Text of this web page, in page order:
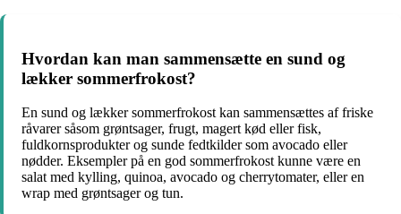
Hvordan kan man sammensætte en sund og
lækker sommerfrokost?
En sund og lækker sommerfrokost kan sammensættes af friske
råvarer såsom grøntsager, frugt, magert kød eller fisk,
fuldkornsprodukter og sunde fedtkilder som avocado eller
nødder. Eksempler på en god sommerfrokost kunne være en
salat med kylling, quinoa, avocado og cherrytomater, eller en
wrap med grøntsager og tun.